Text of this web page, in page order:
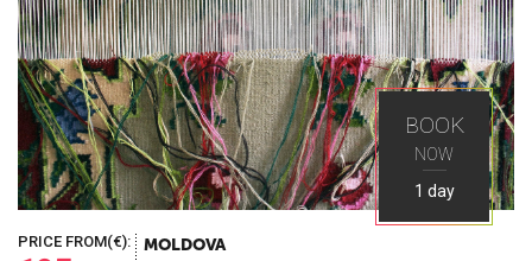
BOOK
NOW
1 day
PRICE FROM(€): MOLDOVA